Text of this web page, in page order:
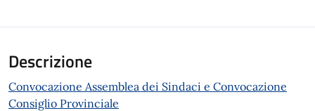
Descrizione
Convocazione Assemblea dei Sindaci e Convocazione
Consiglio Provinciale